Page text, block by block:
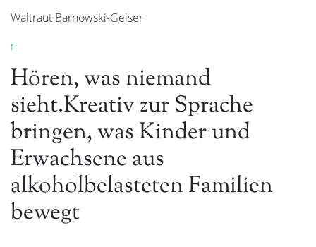
Waltraut Barnowski-Geiser
r
Hören, was niemand
sieht.Kreativ zur Sprache
bringen, was Kinder und
Erwachsene aus
alkoholbelasteten Familien
bewegt